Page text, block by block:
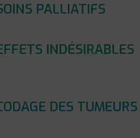
PALLIATIFS
INDÉSIRABLES
DES TUMEURS